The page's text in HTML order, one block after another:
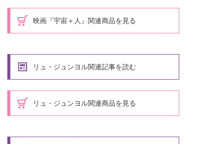
映画『宇宙＋人』関連商品を見る
リュ・ジュンヨル関連記事を読む
リュ・ジュンヨル関連商品を見る